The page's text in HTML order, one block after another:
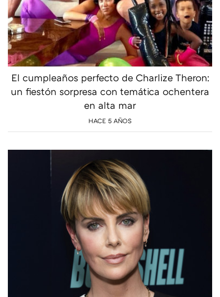
El cumpleaños perfecto de Charlize Theron:
un fiestón sorpresa con temática ochentera
en alta mar
HACE 5 AÑOS